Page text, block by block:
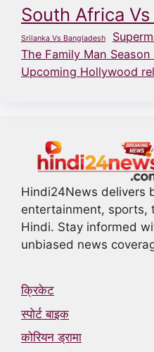
South Africa
Srilanka Vs Bangladesh
The Family Man Season
Upcoming Hollywood
Hindi24News delivers
entertainment, sports,
Hindi. Stay informed
unbiased news
क्रिकेट
स्पोर्ट बाइक
कोरियन ड्रामा